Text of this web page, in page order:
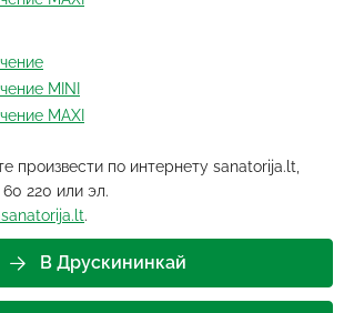
MINI
MAXI
произвести по интернету sanatorija.lt,
60 220 или эл.
.
В Друскининкай